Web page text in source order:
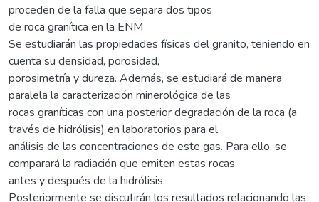
proceden de la falla que separa dos tipos
de roca granítica en la ENM
Se estudiarán las propiedades físicas del granito, teniendo en
cuenta su densidad, porosidad,
porosimetría y dureza. Además, se estudiará de manera
paralela la caracterización minerológica de las
rocas graníticas con una posterior degradación de la roca (a
través de hidrólisis) en laboratorios para el
análisis de las concentraciones de este gas. Para ello, se
comparará la radiación que emiten estas rocas
antes y después de la hidrólisis.
Posteriormente se discutirán los resultados relacionando las